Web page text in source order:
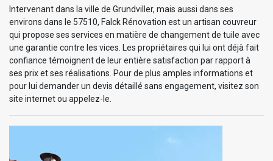
Intervenant dans la ville de Grundviller, mais aussi dans ses
environs dans le 57510, Falck Rénovation est un artisan couvreur
qui propose ses services en matière de changement de tuile avec
une garantie contre les vices. Les propriétaires qui lui ont déjà fait
confiance témoignent de leur entière satisfaction par rapport à
ses prix et ses réalisations. Pour de plus amples informations et
pour lui demander un devis détaillé sans engagement, visitez son
site internet ou appelez-le.